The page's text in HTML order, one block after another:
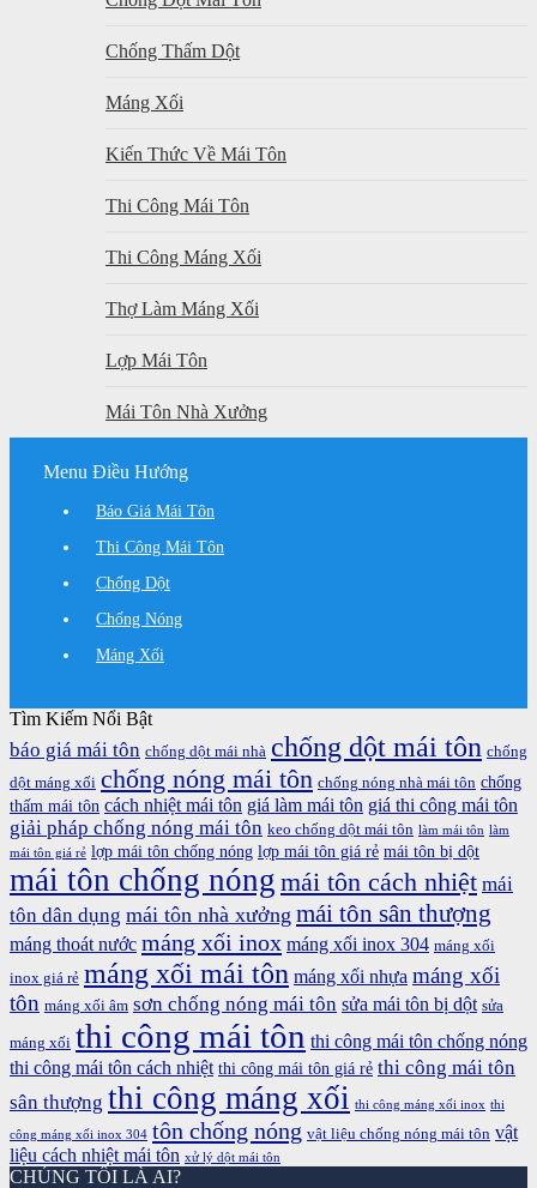
Chống Thấm Dột
Máng Xối
Kiến Thức Về Mái Tôn
Thi Công Mái Tôn
Thi Công Máng Xối
Thợ Làm Máng Xối
Lợp Mái Tôn
Mái Tôn Nhà Xưởng
Menu Điều Hướng
Báo Giá Mái Tôn
Thi Công Mái Tôn
Chống Dột
Chống Nóng
Máng Xối
Tìm Kiếm Nổi Bật
báo giá mái tôn chống dột mái nhà chống dột mái tôn chống
dột máng xối chống nóng mái tôn chống nóng nhà mái tôn chống
thấm mái tôn cách nhiệt mái tôn giá làm mái tôn giá thi công mái tôn
giải pháp chống nóng mái tôn keo chống dột mái tôn làm mái tôn làm
mái tôn giá rẻ lợp mái tôn chống nóng lợp mái tôn giá rẻ mái tôn bị dột
mái tôn chống nóng mái tôn cách nhiệt mái
tôn dân dụng mái tôn nhà xưởng mái tôn sân thượng
máng thoát nước máng xối inox máng xối inox 304 máng xối
inox giá rẻ máng xối mái tôn máng xối nhựa máng xối
tôn máng xối âm sơn chống nóng mái tôn sửa mái tôn bị dột sửa
máng xối thi công mái tôn thi công mái tôn chống nóng
thi công mái tôn cách nhiệt thi công mái tôn giá rẻ thi công mái tôn
sân thượng thi công máng xối thi công máng xối inox thi
công máng xối inox 304 tôn chống nóng vật liệu chống nóng mái tôn vật
liệu cách nhiệt mái tôn xử lý dột mái tôn
CHÚNG TÔI LÀ AI?